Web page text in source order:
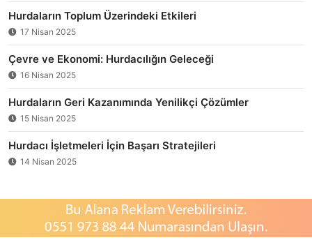
Hurdaların Toplum Üzerindeki Etkileri
17 Nisan 2025
Çevre ve Ekonomi: Hurdacılığın Geleceği
16 Nisan 2025
Hurdaların Geri Kazanımında Yenilikçi Çözümler
15 Nisan 2025
Hurdacı İşletmeleri İçin Başarı Stratejileri
14 Nisan 2025